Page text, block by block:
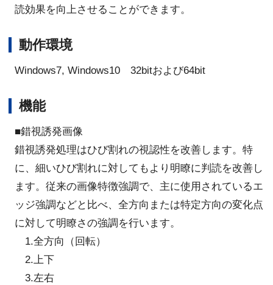
読効果を向上させることができます。
動作環境
Windows7, Windows10 32bitおよび64bit
機能
■錯視誘発画像
錯視誘発処理はひび割れの視認性を改善します。特
に、細いひび割れに対してもより明瞭に判読を改善し
ます。従来の画像特徴強調で、主に使用されているエ
ッジ強調などと比べ、全方向または特定方向の変化点
に対して明瞭さの強調を行います。
1.全方向（回転）
2.上下
3.左右